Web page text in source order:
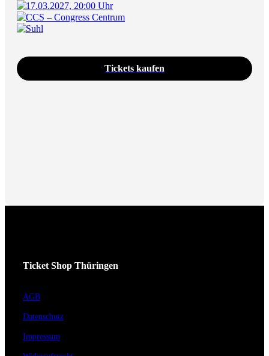
17.03.2027, 20:00 Uhr
CCS – Congress Centrum
Suhl
Tickets kaufen
Ticket Shop Thüringen
AGB
Datenschutz
Impressum